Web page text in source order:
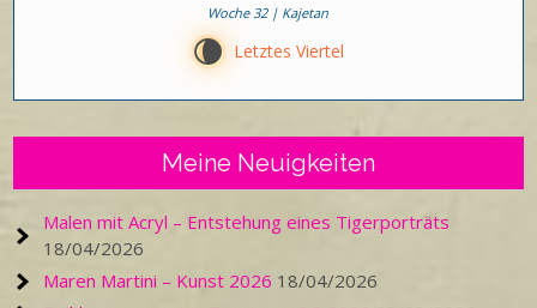
Woche 32 | Kajetan
V Letztes Viertel
Meine Neuigkeiten
Malen mit Acryl – Entstehung eines Tigerporträts
18/04/2026
Maren Martini – Kunst 2026 18/04/2026